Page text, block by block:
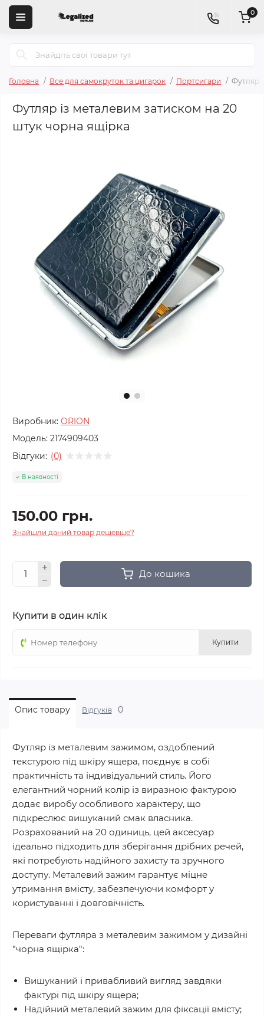
0
Головна Все для самокруток та цигарок Портсигари Футляр
Футляр із металевим затиском на 20
штук чорна ящірка
Виробник: ORION
Модель: 2174909403
Відгуки: (0)
В наявності
150.00 грн.
Знайшли даний товар дешевше?
До кошика
Купити в один клік
Купити
Опис товару Відгуків 0
Футляр із металевим зажимом, оздоблений
текстурою під шкіру ящера, поєднує в собі
практичність та індивідуальний стиль. Його
елегантний чорний колір із виразною фактурою
додає виробу особливого характеру, що
підкреслює вишуканий смак власника.
Розрахований на 20 одиниць, цей аксесуар
ідеально підходить для зберігання дрібних речей,
які потребують надійного захисту та зручного
доступу. Металевий зажим гарантує міцне
утримання вмісту, забезпечуючи комфорт у
користуванні і довговічність.
Переваги футляра з металевим зажимом у дизайні
"чорна ящірка":
Вишуканий і привабливий вигляд завдяки
фактурі під шкіру ящера;
Надійний металевий зажим для фіксації вмісту;